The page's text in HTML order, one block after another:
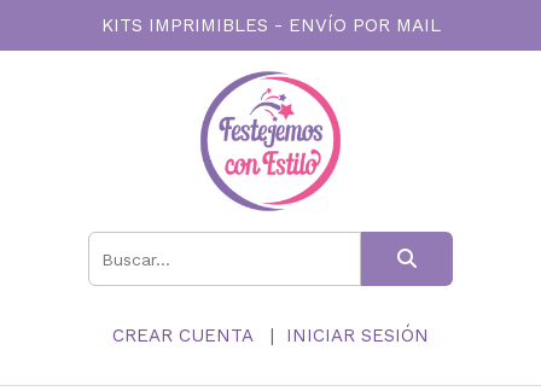
KITS IMPRIMIBLES - ENVÍO POR MAIL
CREAR CUENTA INICIAR SESIÓN